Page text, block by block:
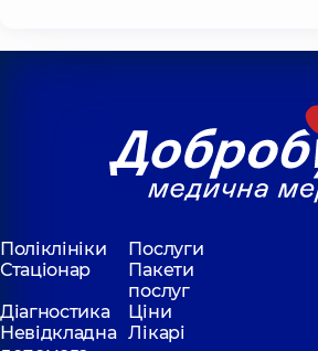
Поліклініки
Послуги
Стаціонар
Пакети
послуг
Діагностика
Ціни
Невідкладна Лікарі